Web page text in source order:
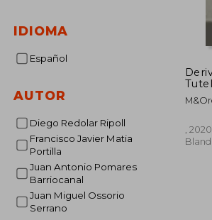
IDIOMA
Español
AUTOR
Diego Redolar Ripoll
Francisco Javier Matia
Portilla
Juan Antonio Pomares
Barriocanal
Juan Miguel Ossorio
Serrano
de
,